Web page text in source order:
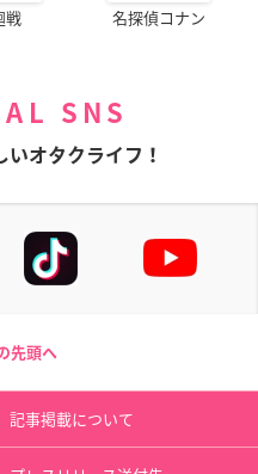
戦 名探偵コナン
SNS
いオタクライフ！
先頭へ
記事掲載について